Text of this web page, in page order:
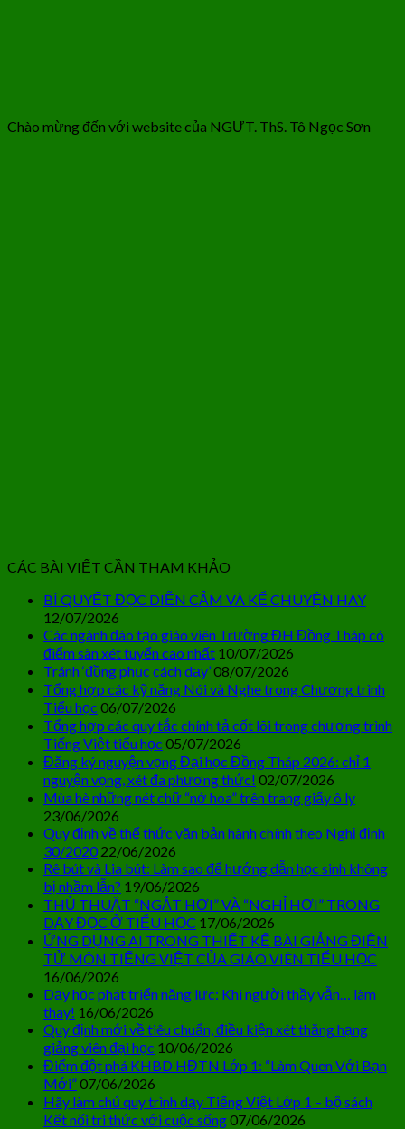
Chào mừng đến với website của NGƯT. ThS. Tô Ngọc Sơn
CÁC BÀI VIẾT CẦN THAM KHẢO
BÍ QUYẾT ĐỌC DIỄN CẢM VÀ KỂ CHUYỆN HAY
12/07/2026
Các ngành đào tạo giáo viên Trường ĐH Đồng Tháp có
điểm sàn xét tuyển cao nhất 10/07/2026
Tránh ‘đồng phục cách dạy’08/07/2026
Tổng hợp các kỹ năng Nói và Nghe trong Chương trình
Tiểu học 06/07/2026
Tổng hợp các quy tắc chính tả cốt lõi trong chương trình
Tiếng Việt tiểu học 05/07/2026
Đăng ký nguyện vọng Đại học Đồng Tháp 2026: chỉ 1
nguyện vọng, xét đa phương thức! 02/07/2026
Mùa hè những nét chữ “nở hoa” trên trang giấy ô ly
23/06/2026
Quy định về thể thức văn bản hành chính theo Nghị định
30/2020 22/06/2026
Rê bút và Lia bút: Làm sao để hướng dẫn học sinh không
bị nhầm lẫn? 19/06/2026
THỦ THUẬT “NGẮT HƠI” VÀ “NGHỈ HƠI” TRONG
DẠY ĐỌC Ở TIỂU HỌC 17/06/2026
ỨNG DỤNG AI TRONG THIẾT KẾ BÀI GIẢNG ĐIỆN
TỬ MÔN TIẾNG VIỆT CỦA GIÁO VIÊN TIỂU HỌC
16/06/2026
Dạy học phát triển năng lực: Khi người thầy vẫn… làm
thay! 16/06/2026
Quy định mới về tiêu chuẩn, điều kiện xét thăng hạng
giảng viên đại học 10/06/2026
Điểm đột phá KHBD HĐTN Lớp 1: “Làm Quen Với Bạn
Mới”07/06/2026
Hãy làm chủ quy trình dạy Tiếng Việt Lớp 1 – bộ sách
Kết nối tri thức với cuộc sống07/06/2026